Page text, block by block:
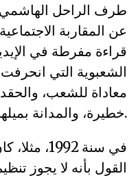
طرف الراحل
عن المقاربة
قراءة مفرطة في
الشعبوية التي
معاداة للشعب،
خطيرة، والمدانة بميلها الإسلاموي.
في سنة
القول بأنه لا يجوز